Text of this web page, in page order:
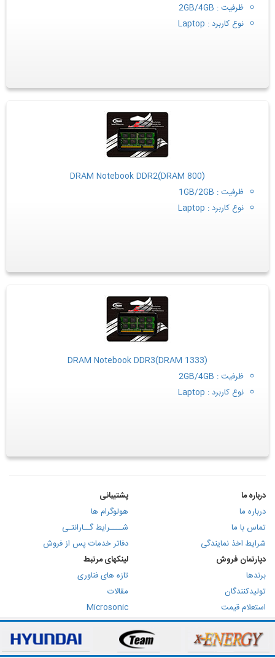
ظرفیت : 2GB/4GB
نوع کاربرد : Laptop
(DRAM Notebook DDR2(ِDRAM 800
ظرفیت : 1GB/2GB
نوع کاربرد : Laptop
(DRAM Notebook DDR3(DRAM 1333
ظرفیت : 2GB/4GB
نوع کاربرد : Laptop
درباره ما
درباره ما
تماس با ما
شرایط اخذ نمایندگی
پشتیبانی
هولوگرام ها
شــــرایط گــارانتـی
دفاتر خدمات پس از فروش
دپارتمان فروش
برندها
تولیدکنندگان
استعلام قیمت
لینکهای مرتبط
تازه های فناوری
مقالات
Microsonic